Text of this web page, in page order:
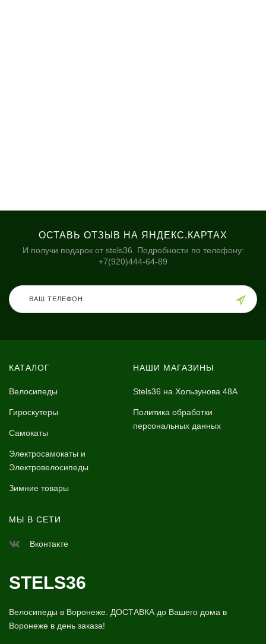
ОСТАВЬ ОТЗЫВ НА ЯНДЕКС.КАРТАХ
И получи подарок от stels36. Подробности по телефону:
+7(920)444-64-89
КАТАЛОГ
Велосипеды
Гироскутеры
Самокаты
Электросамокаты и
Электровелосипеды
Зимние товары
НАШИ МАГАЗИНЫ
Stels36 на Хользунова 48А
Политика обработки
персональных данных
МЫ В СЕТИ
Вконтакте
STELS36
Велосипеды в Воронеже. ДОСТАВКА до Вашего дома в
Воронеже в день заказа!